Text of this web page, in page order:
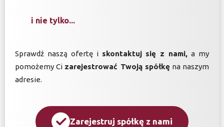
i nie tylko...
Sprawdź naszą ofertę i skontaktuj się z nami, a my
pomożemy Ci zarejestrować Twoją spółkę na naszym
adresie.
Zarejestruj spółkę z nami